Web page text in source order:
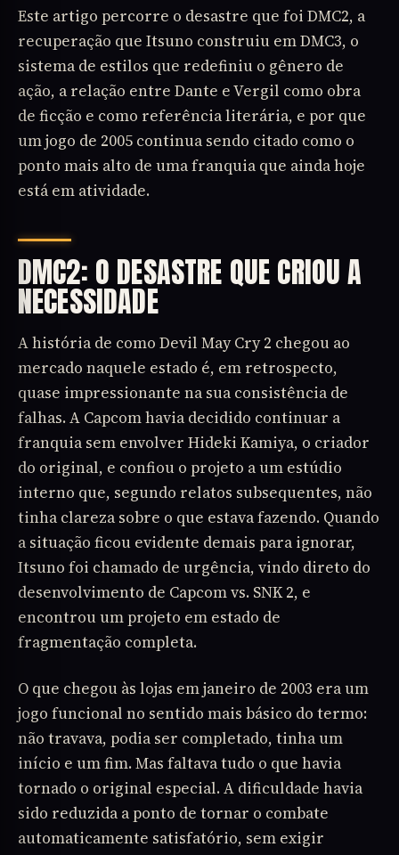
Este artigo percorre o desastre que foi DMC2, a
recuperação que Itsuno construiu em DMC3, o
sistema de estilos que redefiniu o gênero de
ação, a relação entre Dante e Vergil como obra
de ficção e como referência literária, e por que
um jogo de 2005 continua sendo citado como o
ponto mais alto de uma franquia que ainda hoje
está em atividade.
DMC2: O DESASTRE QUE CRIOU A
NECESSIDADE
A história de como Devil May Cry 2 chegou ao
mercado naquele estado é, em retrospecto,
quase impressionante na sua consistência de
falhas. A Capcom havia decidido continuar a
franquia sem envolver Hideki Kamiya, o criador
do original, e confiou o projeto a um estúdio
interno que, segundo relatos subsequentes, não
tinha clareza sobre o que estava fazendo. Quando
a situação ficou evidente demais para ignorar,
Itsuno foi chamado de urgência, vindo direto do
desenvolvimento de Capcom vs. SNK 2, e
encontrou um projeto em estado de
fragmentação completa.
O que chegou às lojas em janeiro de 2003 era um
jogo funcional no sentido mais básico do termo:
não travava, podia ser completado, tinha um
início e um fim. Mas faltava tudo o que havia
tornado o original especial. A dificuldade havia
sido reduzida a ponto de tornar o combate
automaticamente satisfatório, sem exigir